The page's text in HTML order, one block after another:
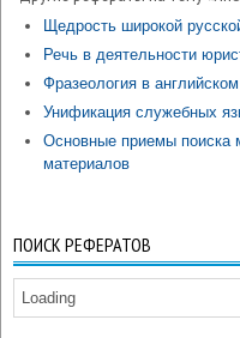
Щедрость широкой
Речь в деятельности
Фразеология в
Унификация служебных
Основные приемы поиска
материалов
ПОИСК РЕФЕРАТОВ
Loading